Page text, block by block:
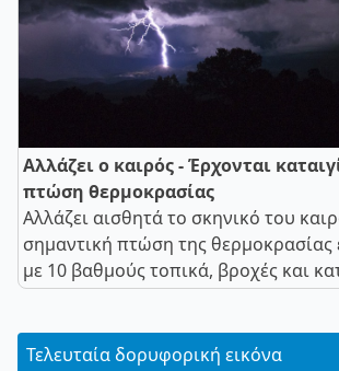
Αλλάζει ο καιρός - Έρχονται
πτώση θερμοκρασίας
Αλλάζει αισθητά το σκηνικό του
σημαντική πτώση της θερμοκρασίας
με 10 βαθμούς τοπικά, βροχές και
Τελευταία δορυφορική εικόνα